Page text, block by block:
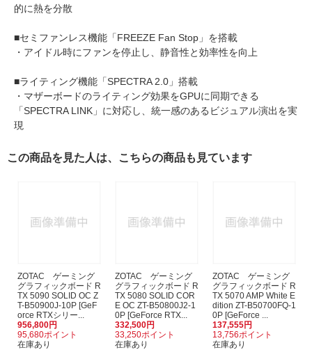
的に熱を分散
■セミファンレス機能「FREEZE Fan Stop」を搭載
・アイドル時にファンを停止し、静音性と効率性を向上
■ライティング機能「SPECTRA 2.0」搭載
・マザーボードのライティング効果をGPUに同期できる
「SPECTRA LINK」に対応し、統一感のあるビジュアル演出を実
現
この商品を見た人は、こちらの商品も見ています
ZOTAC ゲーミング
グラフィックボード R
TX 5090 SOLID OC Z
T-B50900J-10P [GeF
orce RTXシリー...
956,800円
95,680ポイント
在庫あり
ZOTAC ゲーミング
グラフィックボード R
TX 5080 SOLID COR
E OC ZT-B50800J2-1
0P [GeForce RTX...
332,500円
33,250ポイント
在庫あり
ZOTAC ゲーミング
グラフィックボード R
TX 5070 AMP White E
dition ZT-B50700FQ-1
0P [GeForce ...
137,555円
13,756ポイント
在庫あり